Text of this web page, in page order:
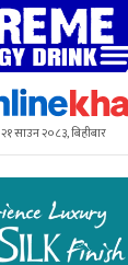
२१ साउन २०८३, बिहीबार